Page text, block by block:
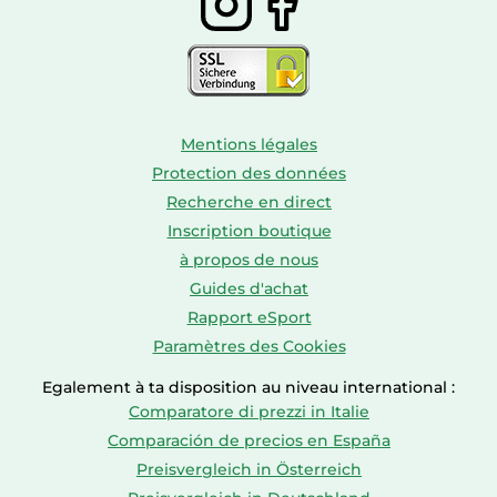
Mentions légales
Protection des données
Recherche en direct
Inscription boutique
à propos de nous
Guides d'achat
Rapport eSport
Paramètres des Cookies
Egalement à ta disposition au niveau international :
Comparatore di prezzi in Italie
Comparación de precios en España
Preisvergleich in Österreich